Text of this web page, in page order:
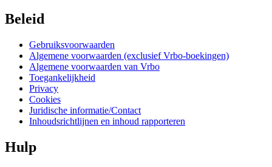
Beleid
Gebruiksvoorwaarden
Algemene voorwaarden (exclusief Vrbo-boekingen)
Algemene voorwaarden van Vrbo
Toegankelijkheid
Privacy
Cookies
Juridische informatie/Contact
Inhoudsrichtlijnen en inhoud rapporteren
Hulp